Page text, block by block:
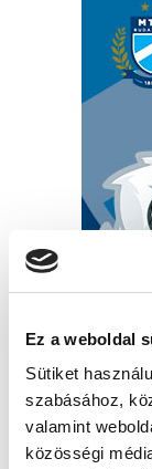
Ez a weboldal
Sütiket
szabásához,
valamint
közösségi